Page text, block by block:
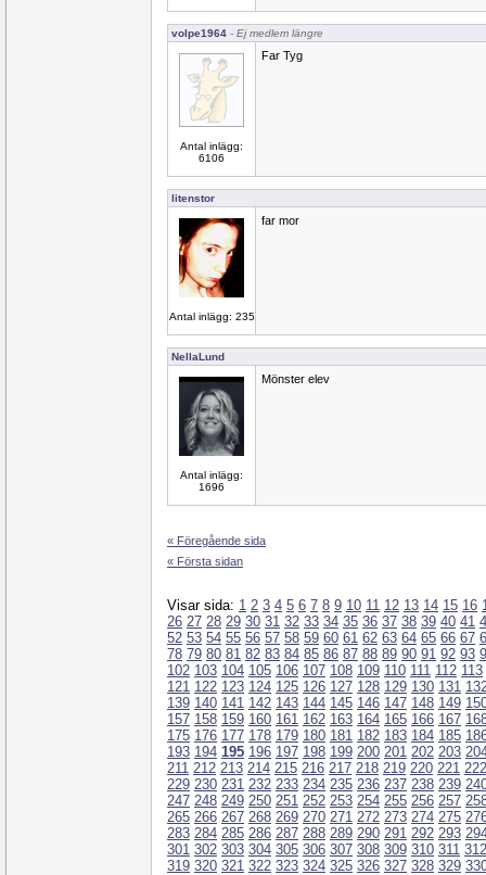
volpe1964 - Ej medlem längre
Antal inlägg:
6106
Far Tyg
litenstor
Antal inlägg: 235
far mor
NellaLund
Antal inlägg:
1696
Mönster elev
« Föregående sida
« Första sidan
Visar sida: 1 2 3 4 5 6 7 8 9 10 11 12 13 14 15 16
26 27 28 29 30 31 32 33 34 35 36 37 38 39 40 41
52 53 54 55 56 57 58 59 60 61 62 63 64 65 66 67
78 79 80 81 82 83 84 85 86 87 88 89 90 91 92 93
102 103 104 105 106 107 108 109 110 111 112 113
121 122 123 124 125 126 127 128 129 130 131
139 140 141 142 143 144 145 146 147 148 149
157 158 159 160 161 162 163 164 165 166 167
175 176 177 178 179 180 181 182 183 184 185
193 194 195 196 197 198 199 200 201 202 203
211 212 213 214 215 216 217 218 219 220 221 222
229 230 231 232 233 234 235 236 237 238 239
247 248 249 250 251 252 253 254 255 256 257
265 266 267 268 269 270 271 272 273 274 275
283 284 285 286 287 288 289 290 291 292 293
301 302 303 304 305 306 307 308 309 310 311 312
319 320 321 322 323 324 325 326 327 328 329